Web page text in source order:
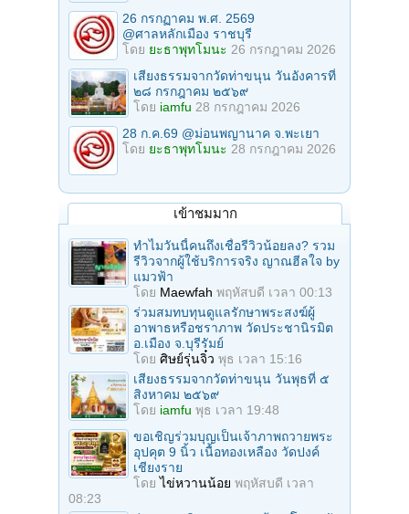
26 กรกฏาคม พ.ศ. 2569
@ศาลหลักเมือง ราชบุรี
โดย ยะธาพุทโมนะ 26 กรกฎาคม 2026
เสียงธรรมจากวัดท่าขนุน วันอังคารที่
๒๘ กรกฎาคม ๒๕๖๙
โดย iamfu 28 กรกฎาคม 2026
28 ก.ค.69 @ม่อนพญานาค จ.พะเยา
โดย ยะธาพุทโมนะ 28 กรกฎาคม 2026
เข้าชมมาก
ทำไมวันนี้คนถึงเชื่อรีวิวน้อยลง? รวม
รีวิวจากผู้ใช้บริการจริง ญาณฮีลใจ by
แมวฟ้า
โดย Maewfah พฤหัสบดี เวลา 00:13
ร่วมสมทบทุนดูแลรักษาพระสงฆ์ผู้
อาพาธหรือชราภาพ วัดประชานิรมิต
อ.เมือง จ.บุรีรัมย์
โดย ศิษย์รุ่นจิ๋ว พุธ เวลา 15:16
เสียงธรรมจากวัดท่าขนุน วันพุธที่ ๕
สิงหาคม ๒๕๖๙
โดย iamfu พุธ เวลา 19:48
ขอเชิญร่วมบุญเป็นเจ้าภาพถวายพระ
อุปคุต 9 นิ้ว เนื้อทองเหลือง วัดปงค์
เชียงราย
โดยไข่หวานน้อย พฤหัสบดี เวลา
08:23